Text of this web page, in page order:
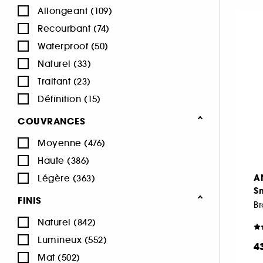
INNISFREE (1)
ISLE OF PARADISE (1)
KIEHL'S SINCE 1851 (3)
KLORANE (1)
KOSAS (34)
KVD Beauty (13)
LA MER (5)
LANEIGE (5)
LA PRAIRIE (5)
LAURA MERCIER (52)
LE MINI MACARON (34)
M.A.C (97)
MAKEUP BY MARIO (48)
Allongeant (109)
Recourbant (74)
Waterproof (50)
Naturel (33)
Traitant (23)
Définition (15)
COUVRANCES
Moyenne (476)
Haute (386)
Légère (363)
FINIS
Naturel (842)
Lumineux (552)
Mat (502)